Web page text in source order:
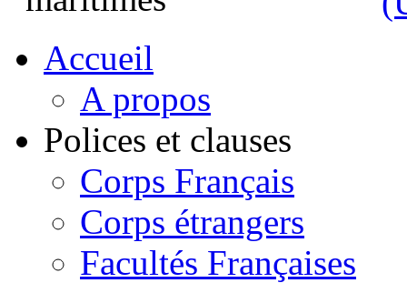
Accueil
A propos
Polices et clauses
Corps Français
Corps étrangers
Facultés Françaises